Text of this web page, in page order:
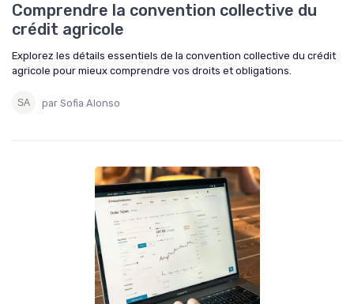
Comprendre la convention collective du
crédit agricole
Explorez les détails essentiels de la convention collective du crédit
agricole pour mieux comprendre vos droits et obligations.
par Sofia Alonso